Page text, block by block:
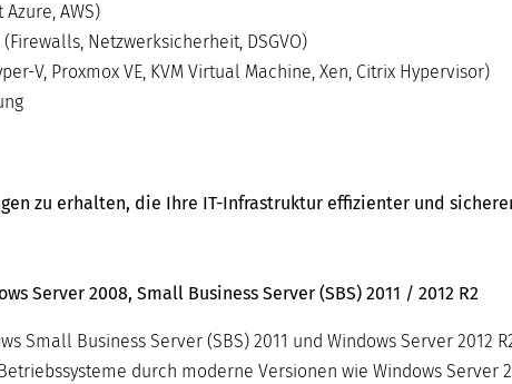
AWS)
Netzwerksicherheit, DSGVO)
V, Proxmox VE, KVM Virtual Machine, Xen, Citrix Hypervisor)
zu erhalten, die Ihre IT-Infrastruktur effizienter und
Server 2008, Small Business Server (SBS) 2011 / 2012 R2
Small Business Server (SBS) 2011 und Windows Server 2012
durch moderne Versionen wie Windows Server